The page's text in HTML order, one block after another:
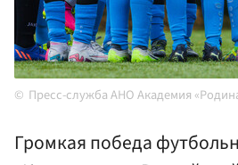
Пресс-служба АНО Академия
Громкая победа